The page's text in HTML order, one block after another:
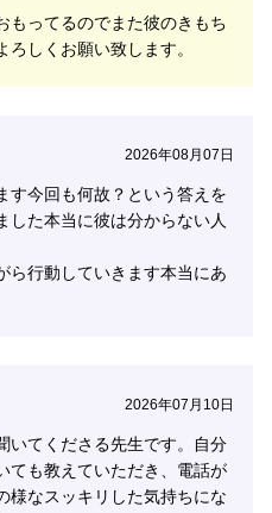
切なあなた》が笑顔になっ
ために、いつでもお電話を
＝＝
知らせ:.｡*･★
定師・ エミリア先生監修
クロ超感覚》の御力を、ぜ
体感ください。
もってるのでまた彼のきもち
しくお願い致します。
2026年08月07日
す今回も何故？という答えを
した本当に彼は分からない人
ら行動していきます本当にあ
2026年07月10日
いてくださる先生です。自分
ても教えていただき、電話が
様なスッキリした気持ちにな